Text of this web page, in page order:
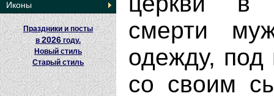
Иконы
Праздники и посты
в 2026 году.
Новый стиль
Старый стиль
смерти
одежду,
со своим